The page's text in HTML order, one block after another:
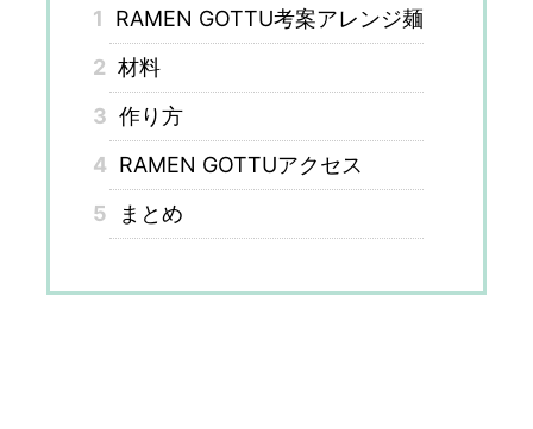
1
RAMEN GOTTU考案アレンジ麺
2 材料
3 作り方
4 RAMEN GOTTUアクセス
5
まとめ